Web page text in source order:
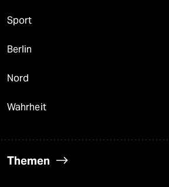
Sport
Berlin
Nord
Wahrheit
Themen